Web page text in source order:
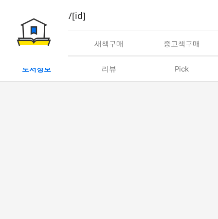
book/rent/[id]
대여 새책구매 중고책구매
도서정보 리뷰 Pick